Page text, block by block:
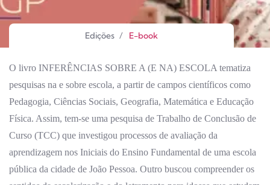
Edições / E-book
O livro INFERÊNCIAS SOBRE A (E NA) ESCOLA tematiza
pesquisas na e sobre escola, a partir de campos científicos como
Pedagogia, Ciências Sociais, Geografia, Matemática e Educação
Física. Assim, tem-se uma pesquisa de Trabalho de Conclusão de
Curso (TCC) que investigou processos de avaliação da
aprendizagem nos Iniciais do Ensino Fundamental de uma escola
pública da cidade de João Pessoa. Outro buscou compreender os